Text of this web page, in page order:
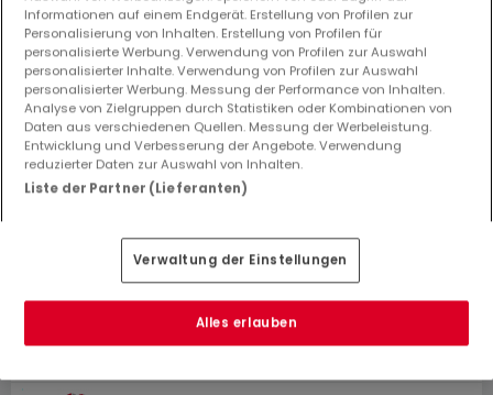
Haus 3 Zimmer zum Kauf inMertesdorf(DE)
130 m² 3 2
Informationen auf einem Endgerät. Erstellung von Profilen zur
Personalisierung von Inhalten. Erstellung von Profilen für
personalisierte Werbung. Verwendung von Profilen zur Auswahl
personalisierter Inhalte. Verwendung von Profilen zur Auswahl
personalisierter Werbung. Messung der Performance von Inhalten.
Analyse von Zielgruppen durch Statistiken oder Kombinationen von
Daten aus verschiedenen Quellen. Messung der Werbeleistung.
Entwicklung und Verbesserung der Angebote. Verwendung
reduzierter Daten zur Auswahl von Inhalten.
Liste der Partner (Lieferanten)
Verwaltung der Einstellungen
Alles erlauben